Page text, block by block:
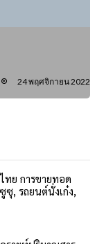
24 พฤศจิกายน 2022
ทย การขายทอด
ซุ, รถยนต์นั่งเก๋ง,